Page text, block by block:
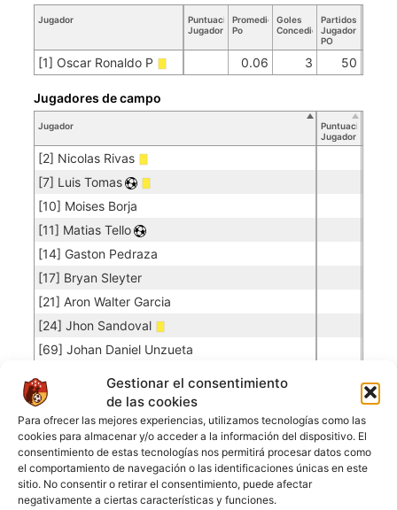
Gestionar el consentimiento
de las cookies
Para ofrecer las mejores experiencias, utilizamos tecnologías como las
cookies para almacenar y/o acceder a la información del dispositivo. El
consentimiento de estas tecnologías nos permitirá procesar datos como
el comportamiento de navegación o las identificaciones únicas en este
sitio. No consentir o retirar el consentimiento, puede afectar
negativamente a ciertas características y funciones.
Jugador
Puntuación
Jugador
Promedio
Po
Goles
Concedidos
Partidos
Jugador
PO
[1] Oscar Ronaldo P 0.06 3 50
Jugador
Puntuación
Jugador
[2] Nicolas Rivas
[7] Luis Tomas
[10] Moises Borja
[11] Matias Tello
[14] Gaston Pedraza
[17] Bryan Sleyter
[21] Aron Walter Garcia
[24] Jhon Sandoval
[69] Johan Daniel Unzueta
Jugadores de campo
SAN MIGUEL DE UNCIA
Jugador
Puntuación
Jugador
Promedio
Po
Goles
Concedidos
Partidos
Porteros